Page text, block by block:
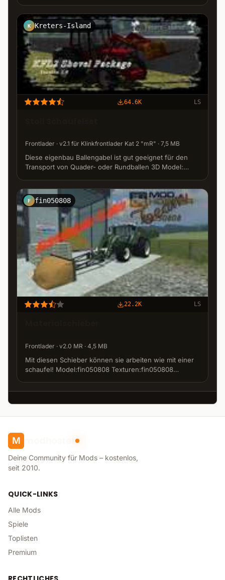
K Kreters-Island
64.6K LS
Frontlader · v2.1 für Klinkfrontlader Kat 2 "mR" · 7,5 MB
Diese eigenbau Ballengabel ist gut geeignet für den
Transport von Quader- oder Rundballen 3D Model:
F fin050808
22.2K LS
Frontlader · v2.0 MR · 4,5 MB
Mit diesen Schieber können sie arbeiten wie mit einer
schaufel! Model:fin050808 Texturen:fin050808
M
Deine Community für Mods – kostenlos,
seit 2010.
QUICK-LINKS
Alle Mods
Spiele
Toplisten
Premium